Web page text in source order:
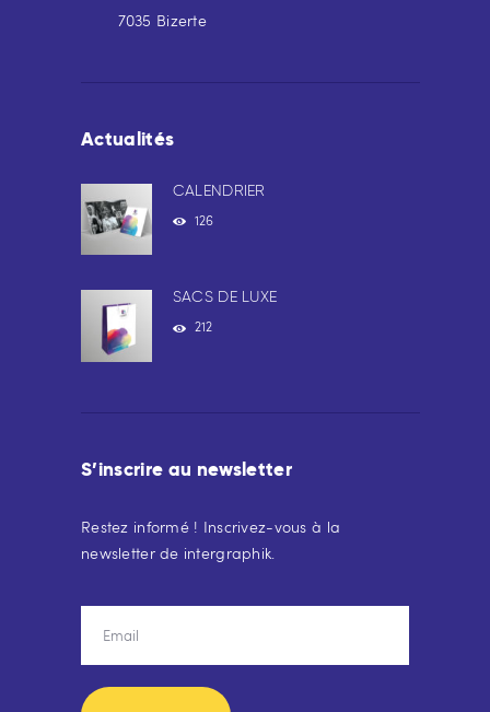
7035 Bizerte
Actualités
CALENDRIER
126
SACS DE LUXE
212
S’inscrire au newsletter
Restez informé ! Inscrivez-vous à la
newsletter de intergraphik.